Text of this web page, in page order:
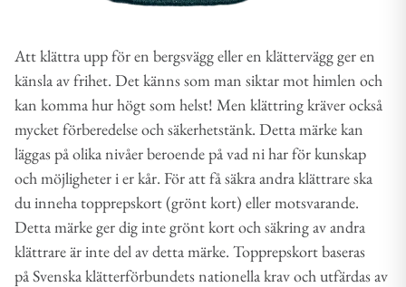
Att klättra upp för en bergsvägg eller en klättervägg ger en
känsla av frihet. Det känns som man siktar mot himlen och
kan komma hur högt som helst! Men klättring kräver också
mycket förberedelse och säkerhetstänk. Detta märke kan
läggas på olika nivåer beroende på vad ni har för kunskap
och möjligheter i er kår. För att få säkra andra klättrare ska
du inneha topprepskort (grönt kort) eller motsvarande.
Detta märke ger dig inte grönt kort och säkring av andra
klättrare är inte del av detta märke. Topprepskort baseras
på Svenska klätterförbundets nationella krav och utfärdas av